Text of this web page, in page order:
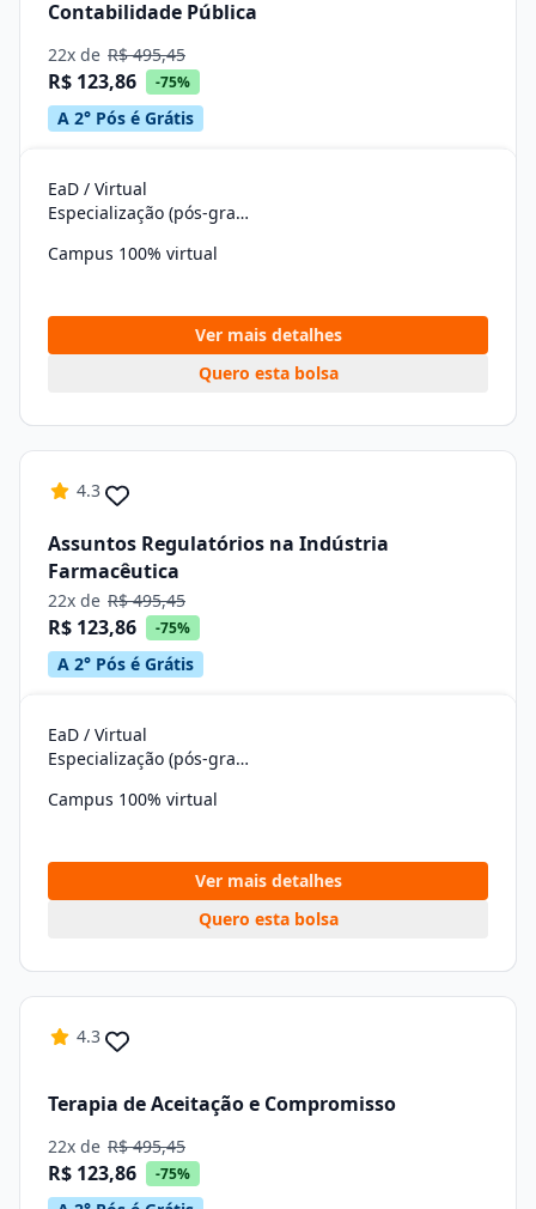
Contabilidade Pública
22x de R$ 495,45
R$ 123,86 -75%
A 2° Pós é Grátis
EaD / Virtual
Especialização (pós-graduação)
Campus 100% virtual
Ver mais detalhes
Quero esta bolsa
4.3
Assuntos Regulatórios na Indústria
Farmacêutica
22x de R$ 495,45
R$ 123,86 -75%
A 2° Pós é Grátis
EaD / Virtual
Especialização (pós-graduação)
Campus 100% virtual
Ver mais detalhes
Quero esta bolsa
4.3
Terapia de Aceitação e Compromisso
22x de R$ 495,45
R$ 123,86 -75%